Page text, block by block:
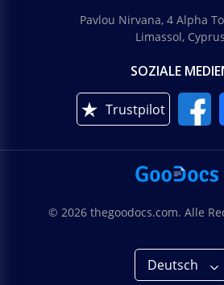
Pavlou Nirvana, 4 Alpha
Limassol, Cyprus
SOZIALE
Trustpilot
© 2026 thegoodocs.com. Alle
Deutsch